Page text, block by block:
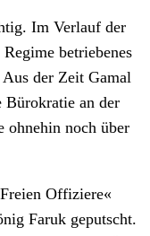
Im Verlauf der
betriebenes
der Zeit Gamal
Bürokratie an der
ohnehin noch über
Offiziere«
Faruk geputscht.